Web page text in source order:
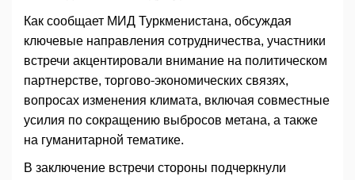
Как сообщает МИД Туркменистана, обсуждая
ключевые направления сотрудничества, участники
встречи акцентировали внимание на политическом
партнерстве, торгово-экономических связях,
вопросах изменения климата, включая совместные
усилия по сокращению выбросов метана, а также
на гуманитарной тематике.
В заключение встречи стороны подчеркнули